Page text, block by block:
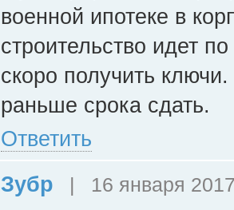
военной ипотеке в
строительство идет
скоро получить
раньше срока сдать.
Ответить
Зубр
| 16 января